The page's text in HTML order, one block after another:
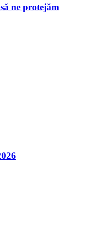
ne protejăm